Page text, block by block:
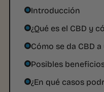
Introducción
¿Qué es el CBD y
Cómo se da CBD
Posibles
¿En qué casos